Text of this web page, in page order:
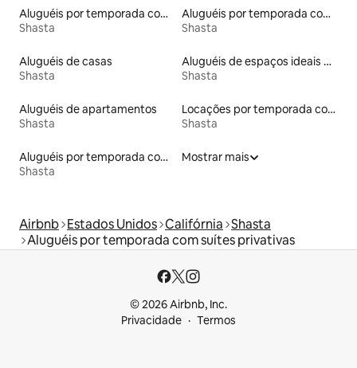
Aluguéis por temporada com banheira de hidromassagem
Shasta
Aluguéis por temporada com acesso ao lago
Shasta
Aluguéis de casas
Shasta
Aluguéis de espaços ideais para famílias
Shasta
Aluguéis de apartamentos
Shasta
Locações por temporada com piscina
Shasta
Aluguéis por temporada com café da manhã
Shasta
Mostrar mais
Airbnb Estados Unidos Califórnia Shasta
Aluguéis por temporada com suítes privativas
© 2026 Airbnb, Inc.
Privacidade
Termos